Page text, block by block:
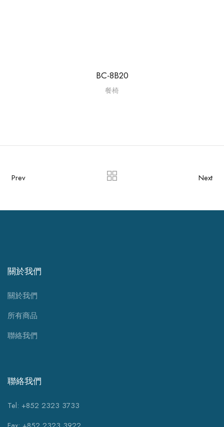
BC-8B20
餐椅
Prev Next
關於我們
關於我們
所有商品
聯絡我們
聯絡我們
Tel: +852 2323 3733